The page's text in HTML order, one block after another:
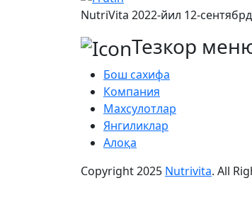
NutriVita 2022-йил 12-
Тезкор
Бош сахифа
Компания
Махсулотлар
Янгиликлар
Алоқа
Copyright2025 Nutrivita. All